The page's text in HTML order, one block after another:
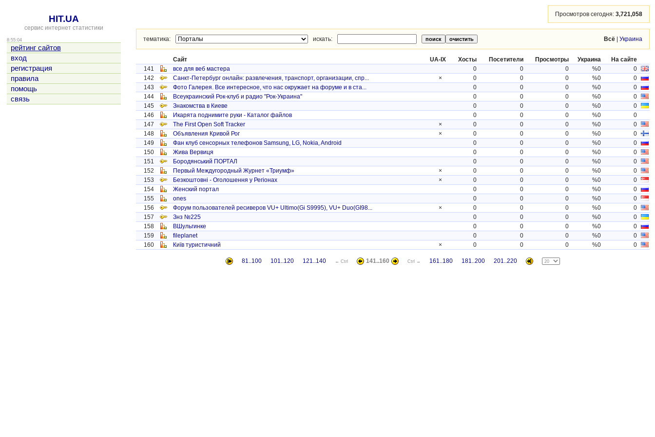
HIT.UA
сервис интернет статистики
8:55:04
рейтинг сайтов
вход
регистрация
правила
помощь
связь
Просмотров сегодня: 3,721,058
тематика: искать: Всё Украина
Сайт UA-IX Хосты Посетители Просмотры Украина
На сайте
141
все для веб мастера 0 0 0 %0
0
142
Санкт-Петербург онлайн: развлечения, транспорт, организации, спр... × 0 0 0 %0
0
143
Фото Галерея. Все интересное, что нас окружает на форуме и в ста... 0 0 0 %0
0
144
Всеукраинский Рок-клуб и радио "Рок-Украина" 0 0 0 %0
0
145
Знакомства в Киеве 0 0 0 %0
0
146
Икарята поднимите руки - Каталог файлов 0 0 0 %0
0
147
The First Open Soft Tracker × 0 0 0 %0
0
148
Объявления Кривой Рог × 0 0 0 %0
0
149
Фан клуб сенсорных телефонов Samsung, LG, Nokia, Android 0 0 0 %0
0
150
Жива Вервиця 0 0 0 %0
0
151
Бородянський ПОРТАЛ 0 0 0 %0
0
152
Первый Междугородный Журнет «Триумф» × 0 0 0 %0
0
153
Безкоштовні - Оголошення у Регіонах × 0 0 0 %0
0
154
Женский портал 0 0 0 %0
0
155
ones 0 0 0 %0
0
156
Форум пользователей ресиверов VU+ Ultimo(Gi S9995), VU+ Duo(GI98... × 0 0 0 %0
0
157
Знз №225 0 0 0 %0
0
158
ВШульгинке 0 0 0 %0
0
159
fileplanet 0 0 0 %0
0
160
Київ туристичний × 0 0 0 %0 0
81..100 101..120 121..140 ← Ctrl 141..160 Ctrl → 161..180 181..200 201..220